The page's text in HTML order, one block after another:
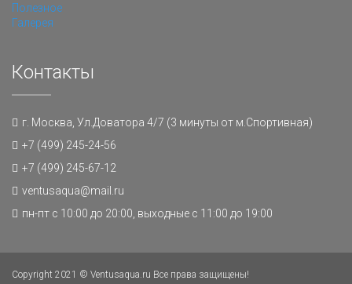
Полезное
Галерея
Контакты
г. Москва, Ул.Доватора 4/7 (3 минуты от м.Спортивная)
+7 (499) 245-24-56
+7 (499) 245-67-12
ventusaqua@mail.ru
пн-пт с 10:00 до 20:00, выходные с 11:00 до 19:00
Copyright 2021 © Ventusaqua.ru Все права защищены!